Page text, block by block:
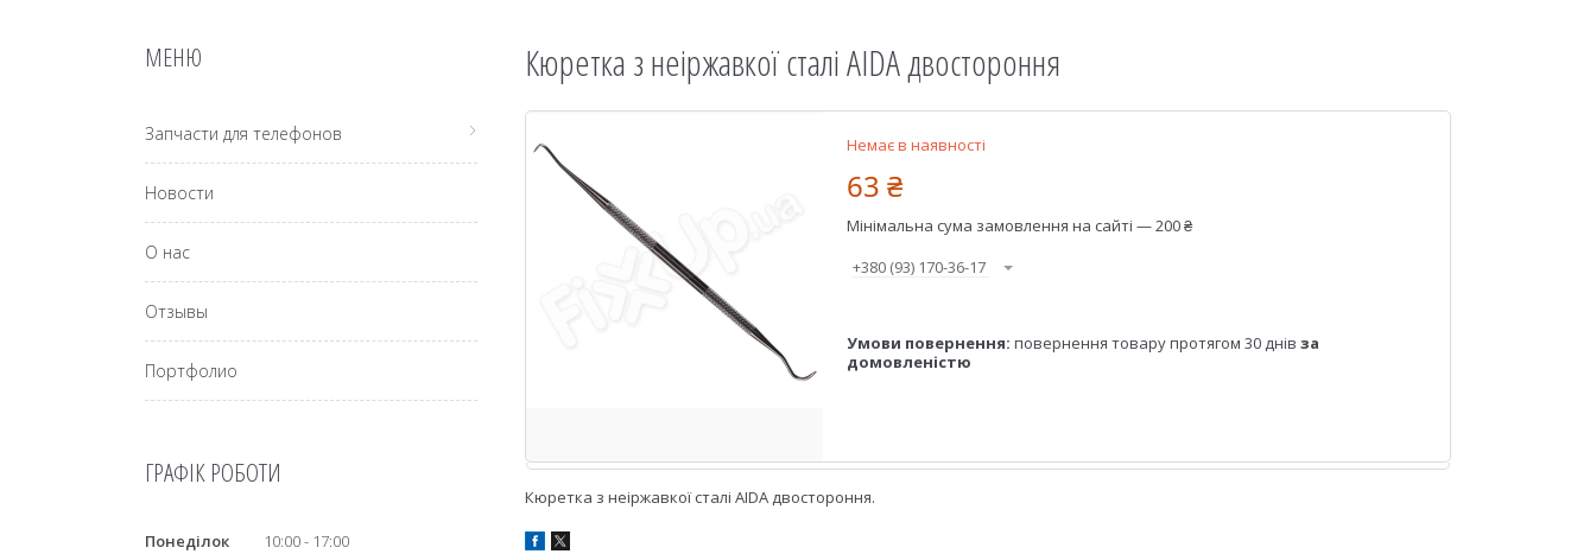
Кюретка з неіржавкої сталі AIDA двостороння
Немає в наявності
63 ₴
Мінімальна сума замовлення на сайті — 200 ₴
+380 (93) 170-36-17
повернення товару протягом 30 днів за
домовленістю
Кюретка з неіржавкої сталі AIDA двостороння.
Запчасти для телефонов
Новости
О нас
Отзывы
Портфолио
ГРАФІК РОБОТИ
Понеділок 10:00
17:00